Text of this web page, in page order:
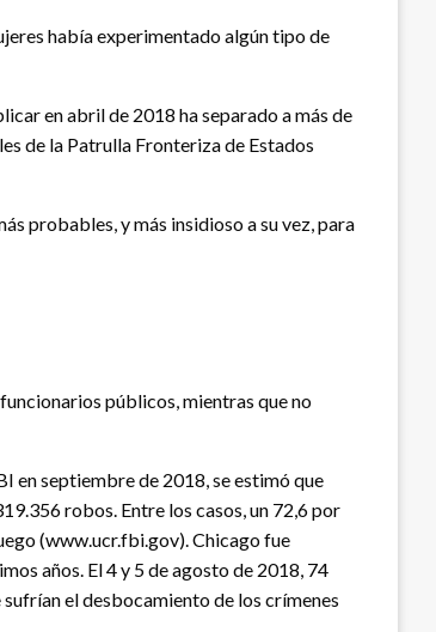
había experimentado algún tipo de
en abril de 2018 ha separado a más de
de la Patrulla Fronteriza de Estados
probables, y más insidioso a su vez, para
públicos, mientras que no
en septiembre de 2018, se estimó que
robos. Entre los casos, un 72,6 por
(www.ucr.fbi.gov). Chicago fue
años. El 4 y 5 de agosto de 2018, 74
el desbocamiento de los crímenes